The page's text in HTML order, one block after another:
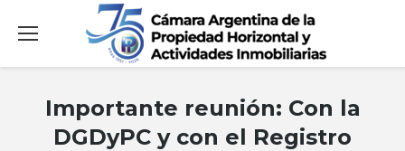
Importante reunión: Con la
DGDyPC y con el Registro